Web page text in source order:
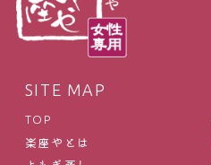
SITE MAP
TOP
楽座やとは